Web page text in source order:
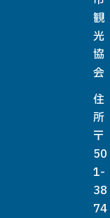
観
光
協
会
住
所
〒
50
1-
38
74